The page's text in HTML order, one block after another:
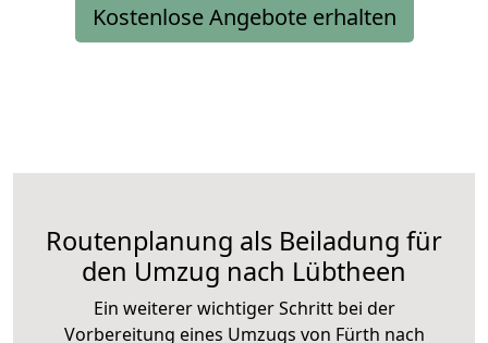
Kostenlose Angebote erhalten
Routenplanung als Beiladung für
den Umzug nach Lübtheen
Ein weiterer wichtiger Schritt bei der
Vorbereitung eines Umzugs von Fürth nach